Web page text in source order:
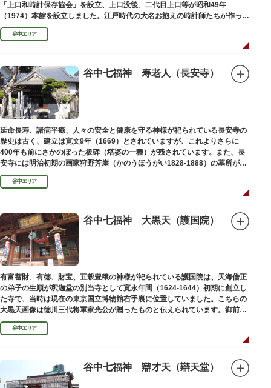
「上口和時計保存協会」を設立、上口没後、二代目上口等が昭和49年
（1974）本館を設立しました。江戸時代の大名お抱えの時計師たちが作った
櫓時計、台時計、枕時計などが並びます。
谷中エリア
谷中七福神 寿老人（長安寺）
延命長寿、諸病平癒、人々の安全と健康を守る神様が祀られている長安寺の
歴史は古く、建立は寛文9年（1669）とされていますが、これよりさらに
400年も前にさかのぼった板碑（塔婆の一種）が残されています。また、長
安寺には明治初期の画家狩野芳崖（かのうほうがい1828-1888）の墓所があ
ります。
谷中エリア
谷中七福神 大黒天（護国院）
有富蓄財、有徳、財宝、五穀豊穣の神様が祀られている護国院は、天海僧正
の弟子の生順が釈迦堂の別当寺として寛永年間（1624-1644）初期に創立し
た寺で、当時は現在の東京国立博物館右手裏に位置していました。こちらの
大黒天画像は徳川三代将軍家光公が贈ったものと伝えられています。御前立
の大黒天木像は台東区文化財に指定されています。
谷中エリア
谷中七福神 辯才天（辯天堂）